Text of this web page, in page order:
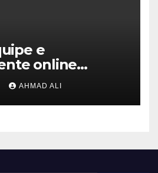
e
online
possiamo aiutarti
nella ingresso
AHMAD ALI